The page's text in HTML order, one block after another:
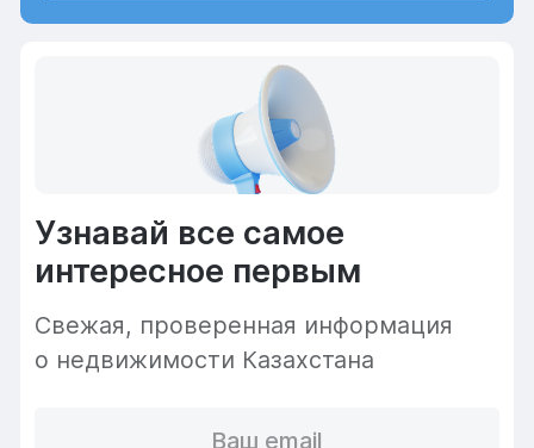
Узнавай все самое
интересное первым
Cвежая, проверенная информация
о недвижимости Казахстана